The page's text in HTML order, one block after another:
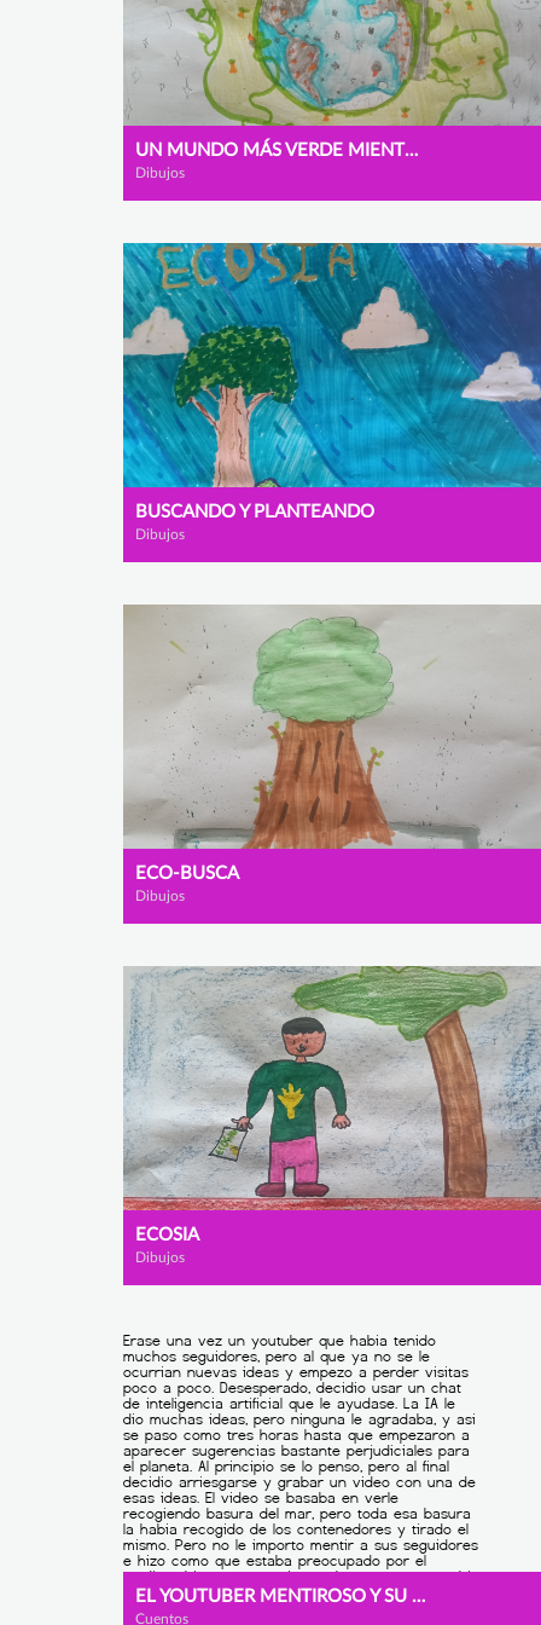
UN MUNDO MÁS VERDE MIENTRAS BUSCAS EN INTERNET
Dibujos
BUSCANDO Y PLANTEANDO
Dibujos
ECO-BUSCA
Dibujos
ECOSIA
Dibujos
EL YOUTUBER MENTIROSO Y SU CONSECUENCIA
Cuentos